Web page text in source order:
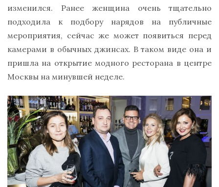
изменился. Ранее женщина очень тщательно
подходила к подбору нарядов на публичные
мероприятия, сейчас же может появиться перед
камерами в обычных джинсах. В таком виде она и
пришла на открытие модного ресторана в центре
Москвы на минувшей неделе.